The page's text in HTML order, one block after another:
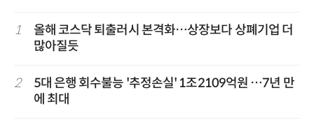
1
올해 코스닥 퇴출러시 본격화…상장보다 상폐기업 더
많아질듯
2
5대 은행 회수불능 '추정손실' 1조2109억원 …7년 만
에 최대